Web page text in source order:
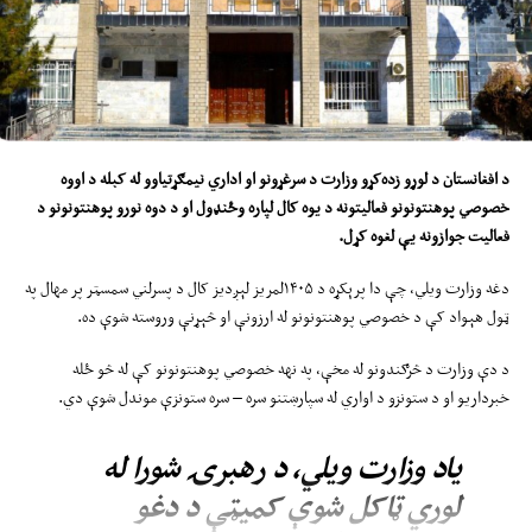
اصلي لامل مالي اړتیا او د ژوند د دوام لپاره د یوې لارې موندل دي؛ ځکه، چې دغه
کسان د افغانستان پر وړاندې په جګړه کې له ګډون سره لېوالتیا نه‌لري.
د افغانستان د لوړو زده‌کړو وزارت د سرغړونو او اداري نیمګړتیاوو لهکبله د اووه
خصوصي پوهنتونونو فعالیتونه د یوه کال لپارهوځنډول او د دوهنورو پوهنتونونو د
فعالیت جوازونه یې لغوه کړل.
دغه وزارت ویلي، چې دا پرېکړه د ۱۴۰۵لمریز لېږدیز کال د پسرلني سمسټر پر مهال په
ټول هېواد کې د خصوصي پوهنتونونو له ارزونې او څېړنې وروسته شوې ده.
د دې وزارت د څرګندونو له مخې، په نهه خصوصي پوهنتونونو کې له څو ځله
خبرداریو او د ستونزو د اواري له سپارښتنو سره – سره ستونزې موندل شوې دي.
یاد وزارت ویلي، د رهبرۍ شورا له
لوري ټاکل شوې کمیټې د دغو